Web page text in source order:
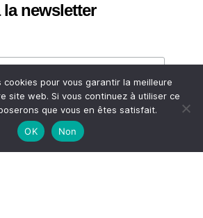
newsletter
cookies pour vous garantir la meilleure
site web. Si vous continuez à utiliser ce
que vous en êtes satisfait.
OK
Non